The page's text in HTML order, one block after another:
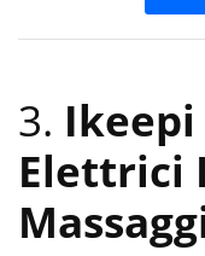
3.
Elettrici